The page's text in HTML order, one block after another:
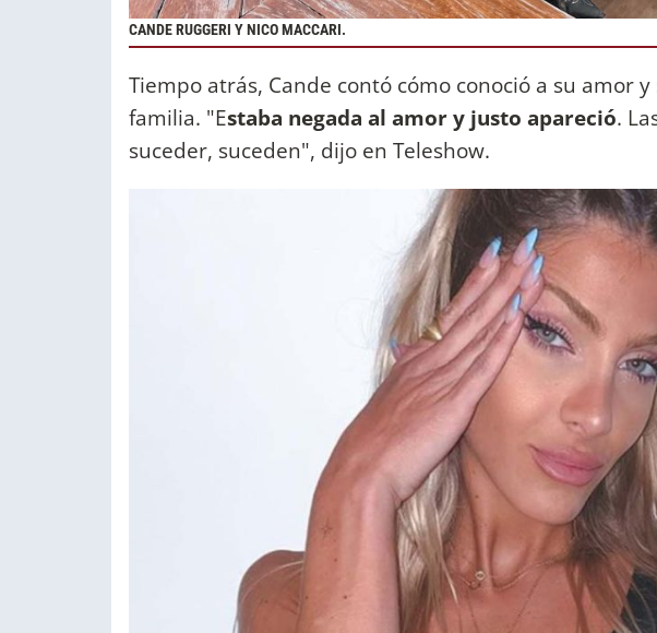
CANDE RUGGERI Y NICO MACCARI.
Tiempo atrás, Cande contó cómo conoció a su amor
familia. "Estaba negada al amor y justo apareció.
suceder, suceden", dijo en Teleshow.